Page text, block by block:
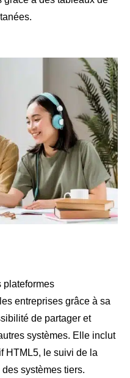
entreprises grâce à sa
de partager et
systèmes. Elle inclut
HTML5, le suivi de la
systèmes tiers.